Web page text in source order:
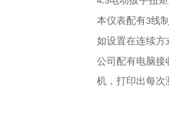
本仪表配有3线
如设置在连续方
公司配有电脑接
机，打印出每次